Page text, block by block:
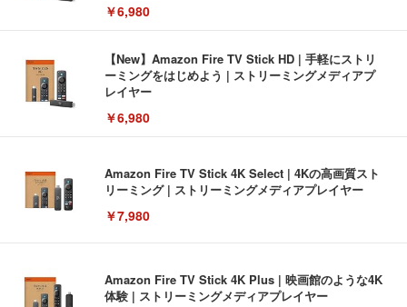
￥6,980
【New】Amazon Fire TV Stick HD | 手軽にストリ
ーミングをはじめよう | ストリーミングメディアプ
レイヤー
￥6,980
Amazon Fire TV Stick 4K Select | 4Kの高画質スト
リーミング | ストリーミングメディアプレイヤー
￥7,980
Amazon Fire TV Stick 4K Plus | 映画館のような4K
体験 | ストリーミングメディアプレイヤー